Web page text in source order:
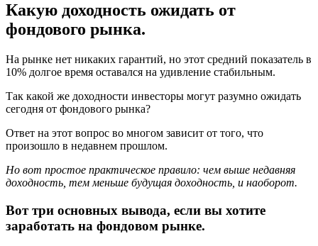
Какую доходность ожидать от
фондового рынка.
На рынке нет никаких гарантий, но этот средний показатель в
10% долгое время оставался на удивление стабильным.
Так какой же доходности инвесторы могут разумно ожидать
сегодня от фондового рынка?
Ответ на этот вопрос во многом зависит от того, что
произошло в недавнем прошлом.
Но вот простое практическое правило: чем выше недавняя
доходность, тем меньше будущая доходность, и наоборот.
Вот три основных вывода, если вы хотите
заработать на фондовом рынке.